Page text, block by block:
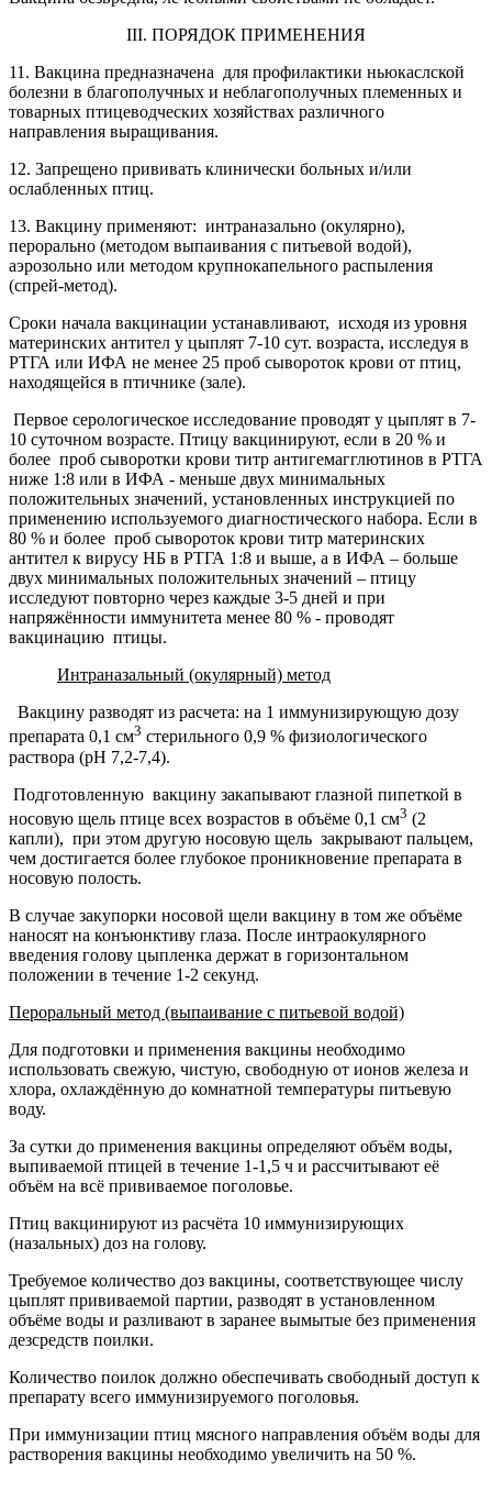
III. ПОРЯДОК ПРИМЕНЕНИЯ
11. Вакцина предназначена для профилактики ньюкаслской
болезни в благополучных и неблагополучных племенных и
товарных птицеводческих хозяйствах различного
направления выращивания.
12. Запрещено прививать клинически больных и/или
ослабленных птиц.
13. Вакцину применяют: интраназально (окулярно),
перорально (методом выпаивания с питьевой водой),
аэрозольно или методом крупнокапельного распыления
(спрей-метод).
Сроки начала вакцинации устанавливают, исходя из уровня
материнских антител у цыплят 7-10 сут. возраста, исследуя в
РТГА или ИФА не менее 25 проб сывороток крови от птиц,
находящейся в птичнике (зале).
Первое серологическое исследование проводят у цыплят в 7-
10 суточном возрасте. Птицу вакцинируют, если в 20 % и
более проб сыворотки крови титр антигемагглютинов в РТГА
ниже 1:8 или в ИФА - меньше двух минимальных
положительных значений, установленных инструкцией по
применению используемого диагностического набора. Если в
80 % и более проб сывороток крови титр материнских
антител к вирусу НБ в РТГА 1:8 и выше, а в ИФА – больше
двух минимальных положительных значений – птицу
исследуют повторно через каждые 3-5 дней и при
напряжённости иммунитета менее 80 % - проводят
вакцинацию птицы.
Интраназальный (окулярный) метод
Вакцину разводят из расчета: на 1 иммунизирующую дозу
препарата 0,1 см3 стерильного 0,9 % физиологического
раствора (рН 7,2-7,4).
Подготовленную вакцину закапывают глазной пипеткой в
носовую щель птице всех возрастов в объёме 0,1 см3 (2
капли), при этом другую носовую щель закрывают пальцем,
чем достигается более глубокое проникновение препарата в
носовую полость.
В случае закупорки носовой щели вакцину в том же объёме
наносят на конъюнктиву глаза. После интраокулярного
введения голову цыпленка держат в горизонтальном
положении в течение 1-2 секунд.
Пероральный метод (выпаивание с питьевой водой)
Для подготовки и применения вакцины необходимо
использовать свежую, чистую, свободную от ионов железа и
хлора, охлаждённую до комнатной температуры питьевую
воду.
За сутки до применения вакцины определяют объём воды,
выпиваемой птицей в течение 1-1,5 ч и рассчитывают её
объём на всё прививаемое поголовье.
Птиц вакцинируют из расчёта 10 иммунизирующих
(назальных) доз на голову.
Требуемое количество доз вакцины, соответствующее числу
цыплят прививаемой партии, разводят в установленном
объёме воды и разливают в заранее вымытые без применения
дезсредств поилки.
Количество поилок должно обеспечивать свободный доступ к
препарату всего иммунизируемого поголовья.
При иммунизации птиц мясного направления объём воды для
растворения вакцины необходимо увеличить на 50 %.